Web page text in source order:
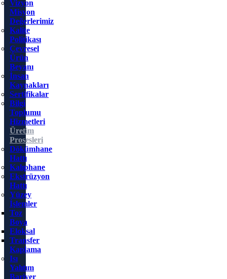
Vizyon
Misyon
Değerlerimiz
Kalite
Politikası
Çevresel
Ürün
Beyanı
İnsan
Kaynakları
Sertifikalar
Bilgi
Toplumu
Hizmetleri
Üretim
Prosesleri
Dökümhane
Hattı
Kalıphane
Ekstrüzyon
Hattı
Yüzey
İşlemler
Toz
Boya
Eloksal
Transfer
Kaplama
Isı
Yalıtım
Bariyer